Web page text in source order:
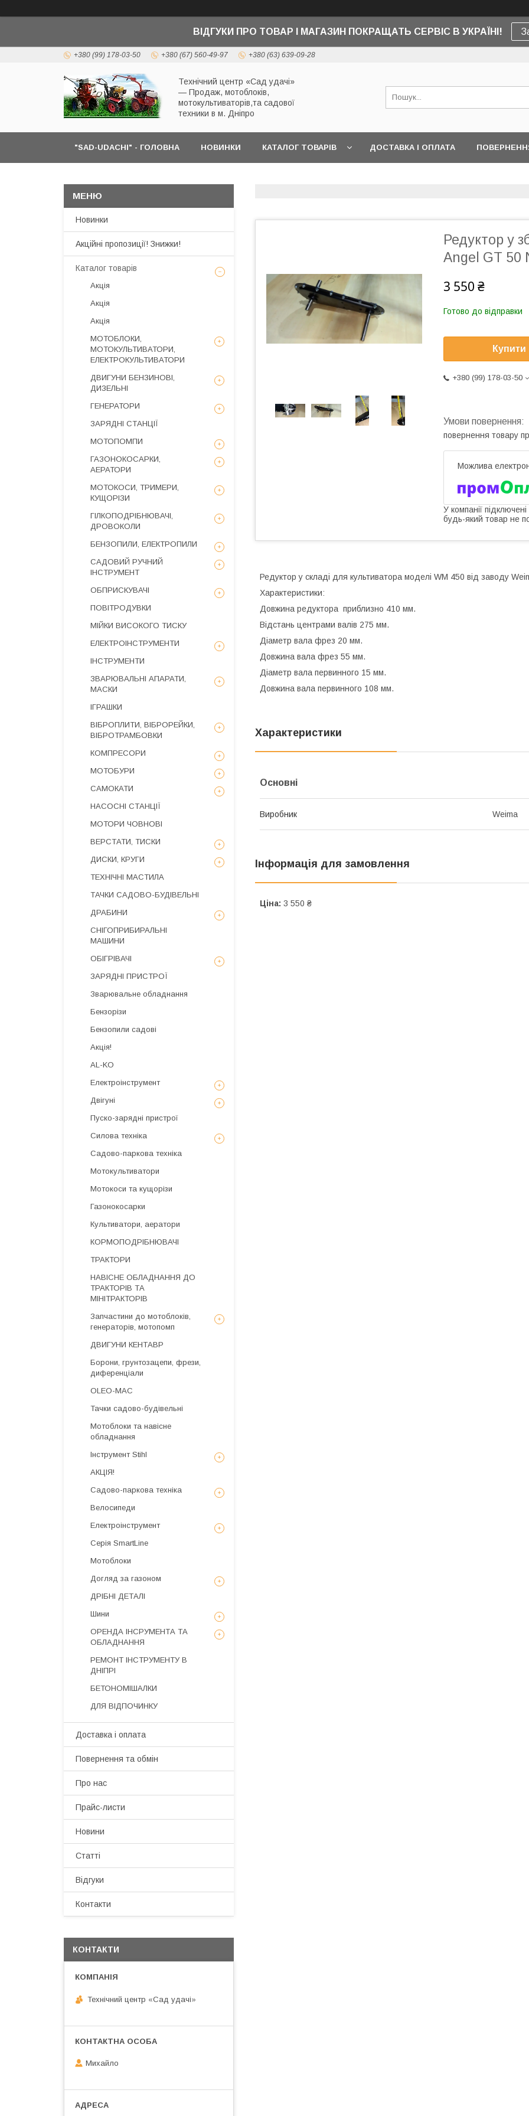
ВІДГУКИ ПРО ТОВАР І МАГАЗИН ПОКРАЩАТЬ СЕРВІС В УКРАЇНІ!
+380 (99) 178-03-50 +380 (67) 560-49-97 +380 (63) 639-09-28
Технічний центр «Сад удачі»
— Продаж, мотоблоків,
мотокультиваторів,та садової
техники в м. Дніпро
"SAD-UDACHI" - ГОЛОВНА НОВИНКИ КАТАЛОГ ТОВАРІВ ДОСТАВКА І ОПЛАТА
Редуктор у
Angel GT 50
3 550 ₴
Готово до відправки
Купити
+380 (99) 178-03-50
повернення товару
У компанії
будь-який товар не
Редуктор у складі для культиватора моделі WM 450 від заводу
Характеристики:
Довжина редуктора приблизно 410 мм.
Відстань центрами валів 275 мм.
Діаметр вала фрез 20 мм.
Довжина вала фрез 55 мм.
Діаметр вала первинного 15 мм.
Довжина вала первинного 108 мм.
Характеристики
Основні
Виробник Weima
Інформація для замовлення
Ціна: 3 550 ₴
Новинки
Акційні пропозиції! Знижки!
Каталог товарів
Акція
Акція
Акція
МОТОБЛОКИ,
МОТОКУЛЬТИВАТОРИ,
ЕЛЕКТРОКУЛЬТИВАТОРИ
ДВИГУНИ БЕНЗИНОВІ,
ДИЗЕЛЬНІ
ГЕНЕРАТОРИ
ЗАРЯДНІ СТАНЦІЇ
МОТОПОМПИ
ГАЗОНОКОСАРКИ,
АЕРАТОРИ
МОТОКОСИ, ТРИМЕРИ,
КУЩОРІЗИ
ГІЛКОПОДРІБНЮВАЧІ,
ДРОВОКОЛИ
БЕНЗОПИЛИ, ЕЛЕКТРОПИЛИ
САДОВИЙ РУЧНИЙ
ІНСТРУМЕНТ
ОБПРИСКУВАЧІ
ПОВІТРОДУВКИ
МІЙКИ ВИСОКОГО ТИСКУ
ЕЛЕКТРОІНСТРУМЕНТИ
ІНСТРУМЕНТИ
ЗВАРЮВАЛЬНІ АПАРАТИ,
МАСКИ
ІГРАШКИ
ВІБРОПЛИТИ, ВІБРОРЕЙКИ,
ВІБРОТРАМБОВКИ
КОМПРЕСОРИ
МОТОБУРИ
САМОКАТИ
НАСОСНІ СТАНЦІЇ
МОТОРИ ЧОВНОВІ
ВЕРСТАТИ, ТИСКИ
ДИСКИ, КРУГИ
ТЕХНІЧНІ МАСТИЛА
ТАЧКИ САДОВО-БУДІВЕЛЬНІ
ДРАБИНИ
СНІГОПРИБИРАЛЬНІ
МАШИНИ
ОБІГРІВАЧІ
ЗАРЯДНІ ПРИСТРОЇ
Зварювальне обладнання
Бензорізи
Бензопили садові
Акція!
AL-KO
Електроінструмент
Двігуні
Пуско-зарядні пристрої
Силова техніка
Садово-паркова техніка
Мотокультиватори
Мотокоси та кущорізи
Газонокосарки
Культиватори, аератори
КОРМОПОДРІБНЮВАЧІ
ТРАКТОРИ
НАВІСНЕ ОБЛАДНАННЯ ДО
ТРАКТОРІВ ТА
МІНІТРАКТОРІВ
Запчастини до мотоблоків,
генераторів, мотопомп
ДВИГУНИ КЕНТАВР
Борони, грунтозацепи, фрези,
диференціали
OLEO-MAC
Тачки садово-будівельні
Мотоблоки та навісне
обладнання
Інструмент Stihl
АКЦІЯ!
Садово-паркова техніка
Велосипеди
Електроінструмент
Серія SmartLine
Мотоблоки
Догляд за газоном
ДРІБНІ ДЕТАЛІ
Шини
ОРЕНДА ІНСРУМЕНТА ТА
ОБЛАДНАННЯ
РЕМОНТ ІНСТРУМЕНТУ В
ДНІПРІ
БЕТОНОМІШАЛКИ
ДЛЯ ВІДПОЧИНКУ
Доставка і оплата
Повернення та обмін
Про нас
Прайс-листи
Новини
Статті
Відгуки
Контакти
КОНТАКТИ
Технічний центр «Сад удачі»
Михайло